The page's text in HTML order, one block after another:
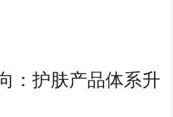
：护肤产品体系升